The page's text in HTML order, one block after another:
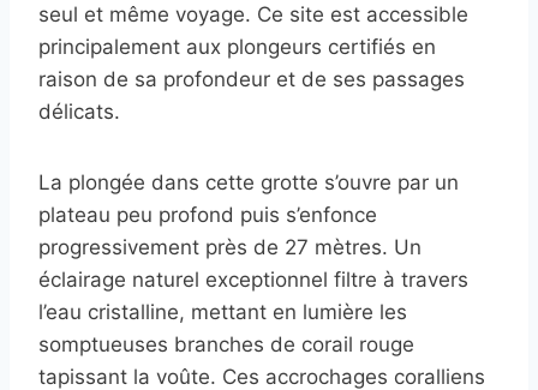
seul et même voyage. Ce site est accessible
principalement aux plongeurs certifiés en
raison de sa profondeur et de ses passages
délicats.
La plongée dans cette grotte s’ouvre par un
plateau peu profond puis s’enfonce
progressivement près de 27 mètres. Un
éclairage naturel exceptionnel filtre à travers
l’eau cristalline, mettant en lumière les
somptueuses branches de corail rouge
tapissant la voûte. Ces accrochages coralliens